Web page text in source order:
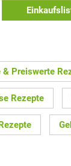
Preiswerte
Rezepte